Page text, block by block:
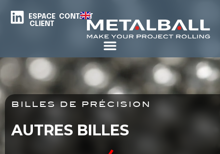
ESPACE
CLIENT
CONTACT
BILLES DE PRÉCISION
AUTRES BILLES